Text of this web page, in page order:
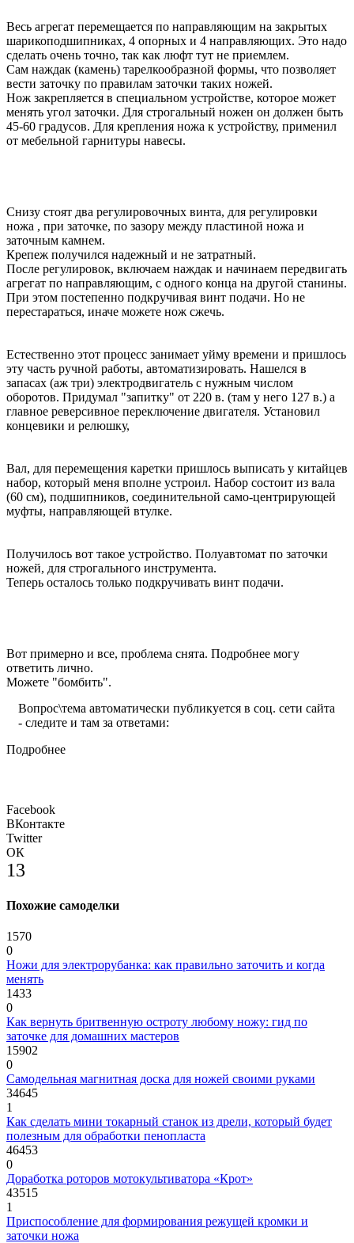
Весь агрегат перемещается по направляющим на закрытых
шарикоподшипниках, 4 опорных и 4 направляющих. Это надо
сделать очень точно, так как люфт тут не приемлем.
Сам наждак (камень) тарелкообразной формы, что позволяет
вести заточку по правилам заточки таких ножей.
Нож закрепляется в специальном устройстве, которое может
менять угол заточки. Для строгальный ножен он должен быть
45-60 градусов. Для крепления ножа к устройству, применил
от мебельной гарнитуры навесы.
Снизу стоят два регулировочных винта, для регулировки
ножа , при заточке, по зазору между пластиной ножа и
заточным камнем.
Крепеж получился надежный и не затратный.
После регулировок, включаем наждак и начинаем передвигать
агрегат по направляющим, с одного конца на другой станины.
При этом постепенно подкручивая винт подачи. Но не
перестараться, иначе можете нож сжечь.
Естественно этот процесс занимает уйму времени и пришлось
эту часть ручной работы, автоматизировать. Нашелся в
запасах (аж три) электродвигатель с нужным числом
оборотов. Придумал "запитку" от 220 в. (там у него 127 в.) а
главное реверсивное переключение двигателя. Установил
концевики и релюшку,
Вал, для перемещения каретки пришлось выписать у китайцев
набор, который меня вполне устроил. Набор состоит из вала
(60 см), подшипников, соединительной само-центрирующей
муфты, направляющей втулке.
Получилось вот такое устройство. Полуавтомат по заточки
ножей, для строгального инструмента.
Теперь осталось только подкручивать винт подачи.
Вот примерно и все, проблема снята. Подробнее могу
ответить лично.
Можете "бомбить".
Вопрос\тема автоматически публикуется в соц. сети сайта
- следите и там за ответами:
Подробнее
Facebook
ВКонтакте
Twitter
ОК
13
Похожие самоделки
1570
0
Ножи для электрорубанка: как правильно заточить и когда
менять
1433
0
Как вернуть бритвенную остроту любому ножу: гид по
заточке для домашних мастеров
15902
0
Самодельная магнитная доска для ножей своими руками
34645
1
Как сделать мини токарный станок из дрели, который будет
полезным для обработки пенопласта
46453
0
Доработка роторов мотокультиватора «Крот»
43515
1
Приспособление для формирования режущей кромки и
заточки ножа